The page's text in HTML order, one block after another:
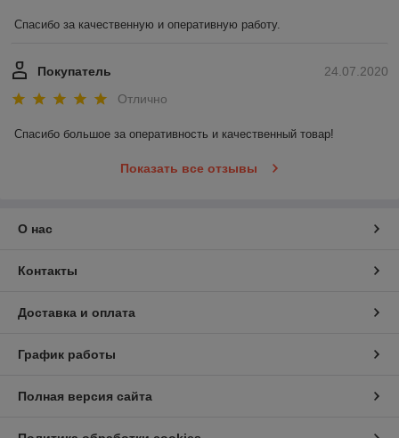
Спасибо за качественную и оперативную работу.
24.07.2020
Покупатель
Отлично
Спасибо большое за оперативность и качественный товар!
Показать все отзывы
О нас
Контакты
Доставка и оплата
График работы
Полная версия сайта